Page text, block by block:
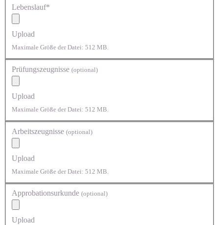
Lebenslauf*
Upload
Maximale Größe der Datei: 512 MB.
Prüfungszeugnisse (optional)
Upload
Maximale Größe der Datei: 512 MB.
Arbeitszeugnisse (optional)
Upload
Maximale Größe der Datei: 512 MB.
Approbationsurkunde (optional)
Upload